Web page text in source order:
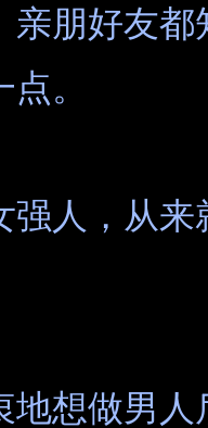
亲朋好友都
。
强人，从来
地想做男人